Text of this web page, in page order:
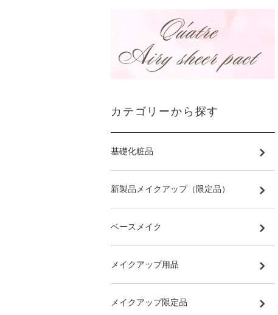
カテゴリーから探す
基礎化粧品
新製品メイクアップ（限定品）
ベースメイク
メイクアップ用品
メイクアップ限定品